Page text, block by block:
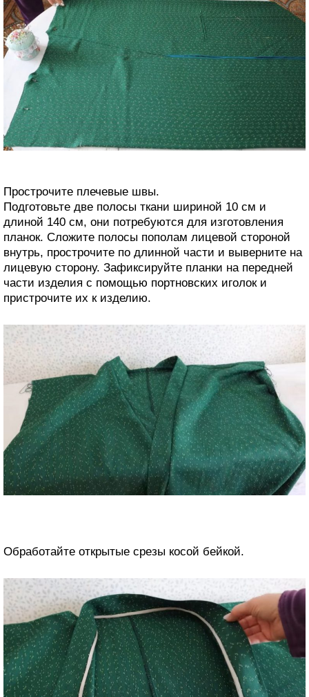
Прострочите плечевые швы.
Подготовьте две полосы ткани шириной 10 см и
длиной 140 см, они потребуются для изготовления
планок. Сложите полосы пополам лицевой стороной
внутрь, прострочите по длинной части и выверните на
лицевую сторону. Зафиксируйте планки на передней
части изделия с помощью портновских иголок и
пристрочите их к изделию.
Обработайте открытые срезы косой бейкой.